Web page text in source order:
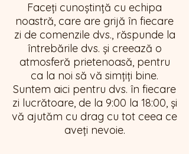
Faceți cunoștință cu echipa
noastră, care are grijă în fiecare
zi de comenzile dvs., răspunde la
întrebările dvs. și creează o
atmosferă prietenoasă, pentru
ca la noi să vă simțiți bine.
Suntem aici pentru dvs. în fiecare
zi lucrătoare, de la 9:00 la 18:00, și
vă ajutăm cu drag cu tot ceea ce
aveți nevoie.